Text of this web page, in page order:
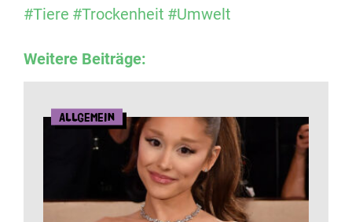
#Tiere #Trockenheit #Umwelt
Weitere Beiträge:
Allgemein